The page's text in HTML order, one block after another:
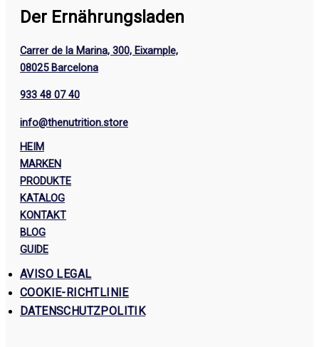
Der Ernährungsladen
Carrer de la Marina, 300, Eixample,
08025 Barcelona
933 48 07 40
info@thenutrition.store
HEIM
MARKEN
PRODUKTE
KATALOG
KONTAKT
BLOG
GUIDE
AVISO LEGAL
COOKIE-RICHTLINIE
DATENSCHUTZPOLITIK